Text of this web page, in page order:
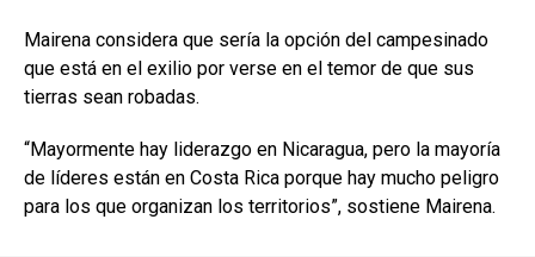
Mairena considera que sería la opción del campesinado
que está en el exilio por verse en el temor de que sus
tierras sean robadas.
“Mayormente hay liderazgo en Nicaragua, pero la mayoría
de líderes están en Costa Rica porque hay mucho peligro
para los que organizan los territorios”, sostiene Mairena.